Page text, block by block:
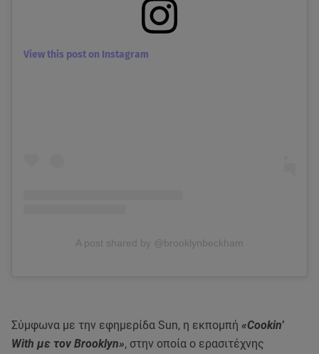
View this post on Instagram
A post shared by @brooklynbeckham
Σύμφωνα με την εφημερίδα Sun, η εκπομπή «Cookin’
With με τον Brooklyn», στην οποία ο ερασιτέχνης